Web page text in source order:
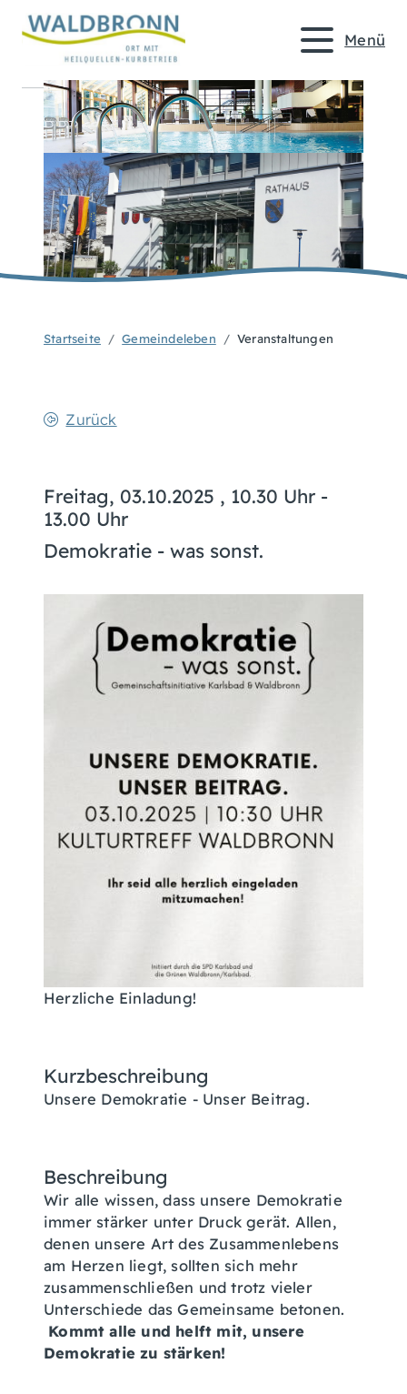
Menü
Startseite Gemeindeleben Veranstaltungen
Zurück
Freitag, 03.10.2025 , 10.30 Uhr -
13.00 Uhr
Demokratie - was sonst.
Herzliche Einladung!
Kurzbeschreibung
Unsere Demokratie - Unser Beitrag.
Beschreibung
Wir alle wissen, dass unsere Demokratie
immer stärker unter Druck gerät. Allen,
denen unsere Art des Zusammenlebens
am Herzen liegt, sollten sich mehr
zusammenschließen und trotz vieler
Unterschiede das Gemeinsame betonen.
Kommt alle und helft mit, unsere
Demokratie zu stärken!